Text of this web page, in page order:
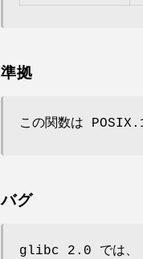
準拠
この関数は
バグ
glibc 2.0 では、